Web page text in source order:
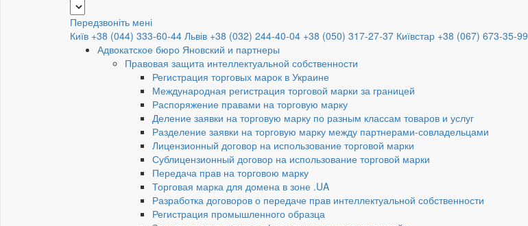
Передзвоніть мені
Київ +38 (044) 333-60-44 Львів +38 (032) 244-40-04 +38 (050) 317-27-37 Київстар +38 (067) 673-35-99
Адвокатское бюро Яновский и партнеры
Правовая защита интеллектуальной собственности
Регистрация торговых марок в Украине
Международная регистрация торговой марки за границей
Распоряжение правами на торговую марку
Деление заявки на торговую марку по разным классам товаров и услуг
Разделение заявки на торговую марку между партнерами-совладельцами
Лицензионный договор на использование торговой марки
Сублицензионный договор на использование торговой марки
Передача прав на торговою марку
Торговая марка для домена в зоне .UA
Разработка договоров о передаче прав интеллектуальной собственности
Регистрация промышленного образца